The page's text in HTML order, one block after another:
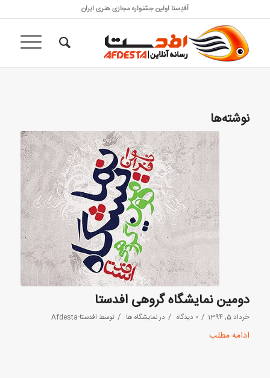
اَفدِستا اولین جشنواره مجازی هنری ایران
نوشته‌ها
دومین نمایشگاه گروهی افدستا
خرداد 5, 1394 / 0 دیدگاه / در نمایشگاه ها / توسط افدستا-Afdesta
ادامه مطلب